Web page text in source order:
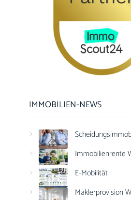
IMMOBILIEN-NEWS
Immobilienrente
E-Mobilität
Maklerprovision